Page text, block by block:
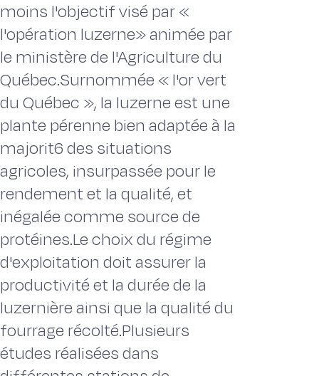
moins l'objectif visé par «
l'opération luzerne» animée par
le ministère de l'Agriculture du
Québec.Surnommée « l'or vert
du Québec », la luzerne est une
plante pérenne bien adaptée à la
majorit6 des situations
agricoles, insurpassée pour le
rendement et la qualité, et
inégalée comme source de
protéines.Le choix du régime
d'exploitation doit assurer la
productivité et la durée de la
luzernière ainsi que la qualité du
fourrage récolté.Plusieurs
études réalisées dans